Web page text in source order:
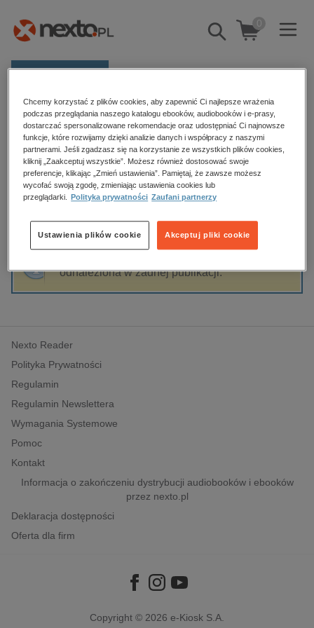
Pokaż/schowaj
wyszukiwarkę
0
Kategorie
Zobacz wszystkie E-prasa
budownictwo, aranżacja wnętrz
biznesowe, branżowe, gospodarka
dzienniki
edukacja
hobby, sport, rozrywka
komputery, internet, technologie, informatyka
polityka, społeczno-informacyjne
psychologiczne
inne
popularno-naukowe
historia
Strona główna Aleksander Milćević
Aleksander Milćević
Sortowanie Filtrowanie
odnaleziona w żadnej publikacji.
Nexto Reader
Polityka Prywatności
Regulamin
Regulamin Newslettera
Wymagania Systemowe
Pomoc
Kontakt
Informacja o zakończeniu dystrybucji audiobooków i ebooków
przez nexto.pl
Deklaracja dostępności
Oferta dla firm
Copyright © 2026 e-Kiosk S.A.
Chcemy korzystać z plików cookies, aby zapewnić Ci najlepsze wrażenia
podczas przeglądania naszego katalogu ebooków, audiobooków i e-prasy,
dostarczać spersonalizowane rekomendacje oraz udostępniać Ci najnowsze
funkcje, które rozwijamy dzięki analizie danych i współpracy z naszymi
partnerami. Jeśli zgadzasz się na korzystanie ze wszystkich plików cookies,
kliknij „Zaakceptuj wszystkie”. Możesz również dostosować swoje
preferencje, klikając „Zmień ustawienia”. Pamiętaj, że zawsze możesz
wycofać swoją zgodę, zmieniając ustawienia cookies lub
przeglądarki.
Polityka prywatności Zaufani partnerzy
Akceptuj pliki cookie
Ustawienia plików cookie